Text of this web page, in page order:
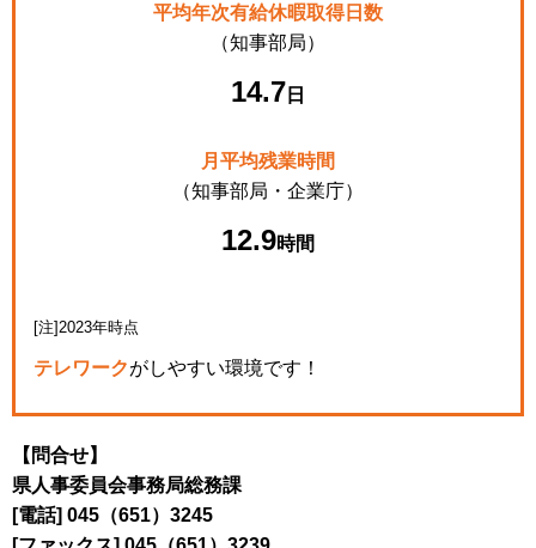
平均年次有給休暇取得日数
（知事部局）
14.7 日
月平均残業時間
（知事部局・企業庁）
12.9時間
[注]2023年時点
テレワークがしやすい環境です！
【問合せ】
県人事委員会事務局総務課
[電話] 045（651）3245